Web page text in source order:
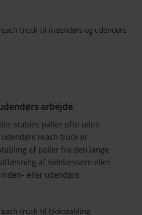
arbejde
stables paller ofte uden
reach truck er
af paller fra den lange
af sidelæssere eller
eller udendørs.